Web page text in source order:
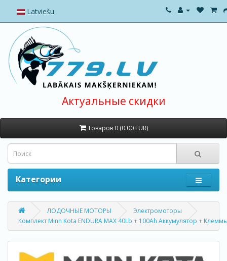
Latviešu
Актуальные скидки
Товаров 0 (0.00 EUR)
Категории
ЛОДОЧНЫЕ МОТОРЫ
Электромоторы
Комплект Minn Kota ENDURA MAX 40Lb + 100Ah Аккумулятор +